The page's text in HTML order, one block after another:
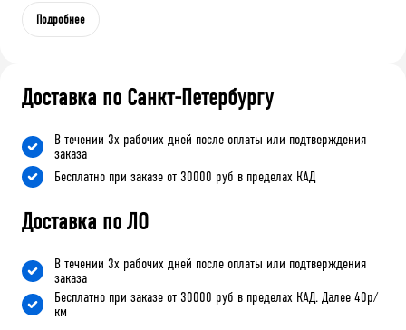
Подробнее
Доставка по Санкт-Петербургу
В течении 3х рабочих дней после оплаты или подтверждения
заказа
Бесплатно при заказе от 30000 руб в пределах КАД
Доставка по ЛО
В течении 3х рабочих дней после оплаты или подтверждения
заказа
Бесплатно при заказе от 30000 руб в пределах КАД. Далее 40р/
км